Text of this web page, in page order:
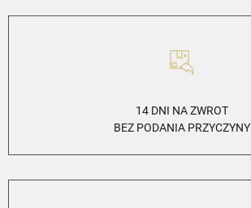
14 DNI NA ZWROT
BEZ PODANIA PRZYCZYNY